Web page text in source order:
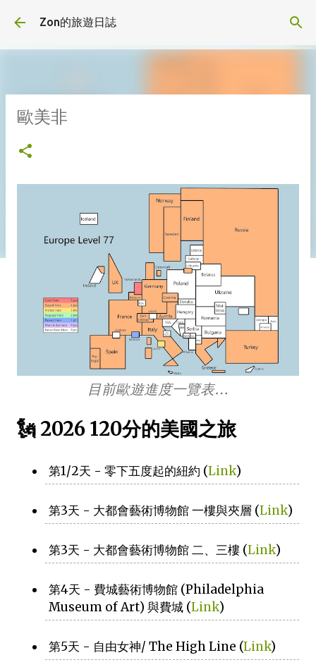
Zon的旅遊日誌
歐美非
目前歐遊進度一覽表…
🗽 2026 120分的美國之旅
第1/2天 - 零下五度起的紐約 (Link)
第3天 - 大都會藝術博物館 一樓與夾層 (Link)
第3天 - 大都會藝術博物館 二、三樓 (Link)
第4天 - 費城藝術博物館 (Philadelphia
Museum of Art) 與費城 (Link)
第5天 - 自由女神/ The High Line (Link)